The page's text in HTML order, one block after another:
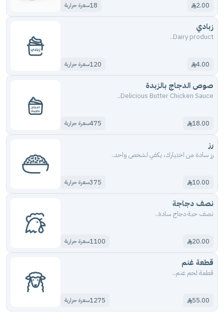
2.00
18سعرة حرارية
زبادي
Dairy product..
4.00
120سعرة حرارية
صوص الدجاج بالزبدة
Delicious Butter Chicken Sauce..
18.00
475سعرة حرارية
رز
رز سادة من اختيارك، يكفي لشخص واحد..
10.00
375سعرة حرارية
نصف دجاجة
نصف حبة دجاج سادة..
20.00
1100سعرة حرارية
قطعة غنم
قطعة لحم غنم..
55.00
1275سعرة حرارية